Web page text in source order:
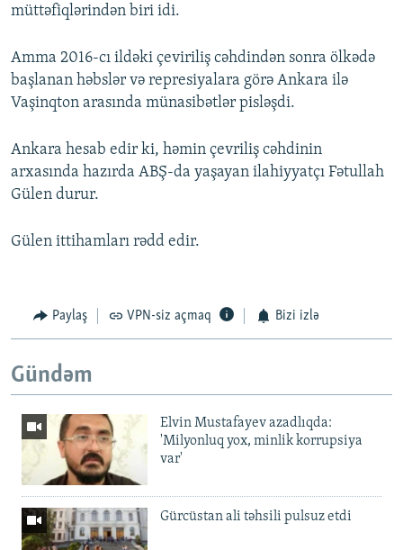
müttəfiqlərindən biri idi.
Amma 2016-cı ildəki çeviriliş cəhdindən sonra ölkədə
başlanan həbslər və represiyalara görə Ankara ilə
Vaşinqton arasında münasibətlər pisləşdi.
Ankara hesab edir ki, həmin çevriliş cəhdinin
arxasında hazırda ABŞ-da yaşayan ilahiyyatçı Fətullah
Gülen durur.
Gülen ittihamları rədd edir.
Paylaş VPN-siz açmaq Bizi izlə
Gündəm
Elvin Mustafayev azadlıqda:
'Milyonluq yox, minlik korrupsiya
var'
Gürcüstan ali təhsili pulsuz etdi